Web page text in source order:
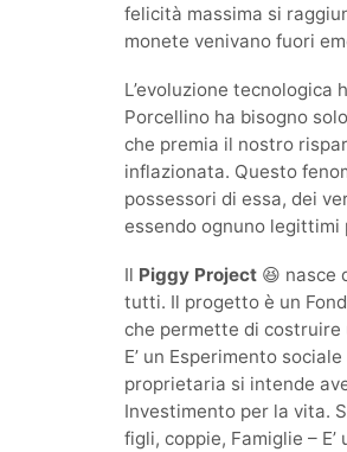
felicità massima si
monete venivano fuori
L’evoluzione
Porcellino ha bisogno
che premia il nostro
inflazionata. Questo
possessori di essa, dei
essendo ognuno
Il Piggy Project 😆 nasce
tutti. Il progetto è un
che permette di
E’ un Esperimento
proprietaria si intende
Investimento per la vita.
figli, coppie, Famiglie –